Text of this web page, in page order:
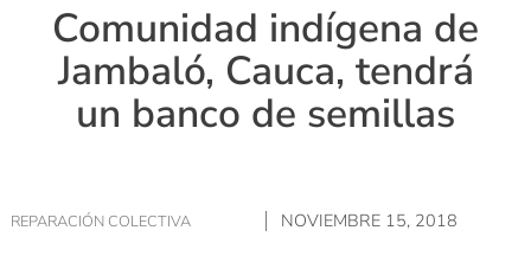
Comunidad indígena de
Jambaló, Cauca, tendrá
un banco de semillas
REPARACIÓN COLECTIVA NOVIEMBRE 15, 2018